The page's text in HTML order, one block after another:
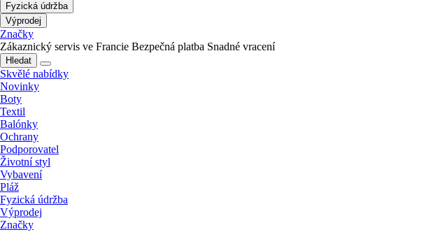
Fyzická údržba
Výprodej
Značky
Zákaznický servis ve Francie Bezpečná platba Snadné vracení
Hledat
Skvělé nabídky
Novinky
Boty
Textil
Balónky
Ochrany
Podporovatel
Životní styl
Vybavení
Pláž
Fyzická údržba
Výprodej
Značky